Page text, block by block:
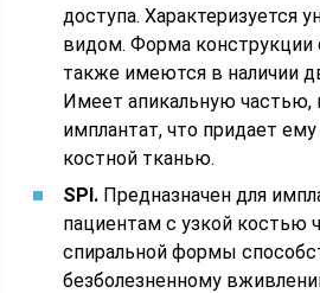
доступа. Характеризуется
видом. Форма конструкции
также имеются в наличии
Имеет апикальную частью,
имплантат, что придает
костной тканью.
SPI. Предназначен для
пациентам с узкой костью
спиральной формы
безболезненному